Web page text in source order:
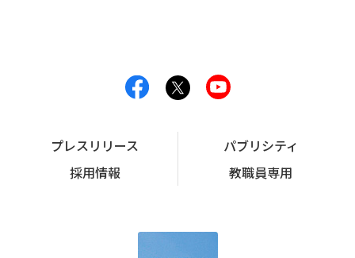
プレスリリース
パブリシティ
採用情報
教職員専用